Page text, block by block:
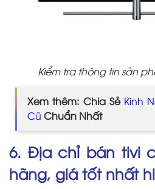
Kiểm tra thông tin sản
Xem thêm: Chia Sẻ Kinh
Cũ Chuẩn Nhất
6. Địa chỉ bán tivi
hãng, giá tốt nhất